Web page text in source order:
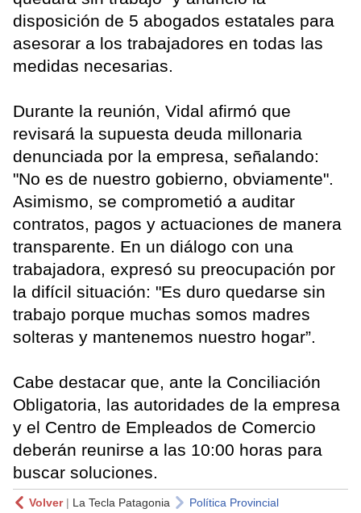
disposición de 5 abogados estatales para
asesorar a los trabajadores en todas las
medidas necesarias.
Durante la reunión, Vidal afirmó que
revisará la supuesta deuda millonaria
denunciada por la empresa, señalando:
"No es de nuestro gobierno, obviamente".
Asimismo, se comprometió a auditar
contratos, pagos y actuaciones de manera
transparente. En un diálogo con una
trabajadora, expresó su preocupación por
la difícil situación: "Es duro quedarse sin
trabajo porque muchas somos madres
solteras y mantenemos nuestro hogar”.
Cabe destacar que, ante la Conciliación
Obligatoria, las autoridades de la empresa
y el Centro de Empleados de Comercio
deberán reunirse a las 10:00 horas para
buscar soluciones.
Volver| La Tecla Patagonia Política Provincial